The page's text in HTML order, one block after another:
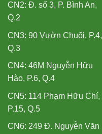
CN2: Đ. số 3, P. Bình An,
Q.2
CN3: 90 Vườn Chuối, P.4,
Q.3
CN4: 46M Nguyễn Hữu
Hào, P.6, Q.4
CN5: 114 Phạm Hữu Chí,
P.15, Q.5
CN6: 249 Đ. Nguyễn Văn